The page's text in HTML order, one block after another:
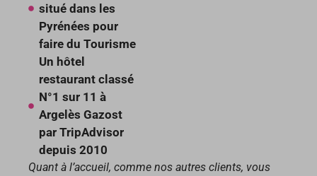
situé dans les
Pyrénées pour
faire du Tourisme
Un hôtel
restaurant classé
N°1 sur 11 à
Argelès Gazost
par TripAdvisor
depuis 2010
Quant à l’accueil, comme nos autres clients, vous